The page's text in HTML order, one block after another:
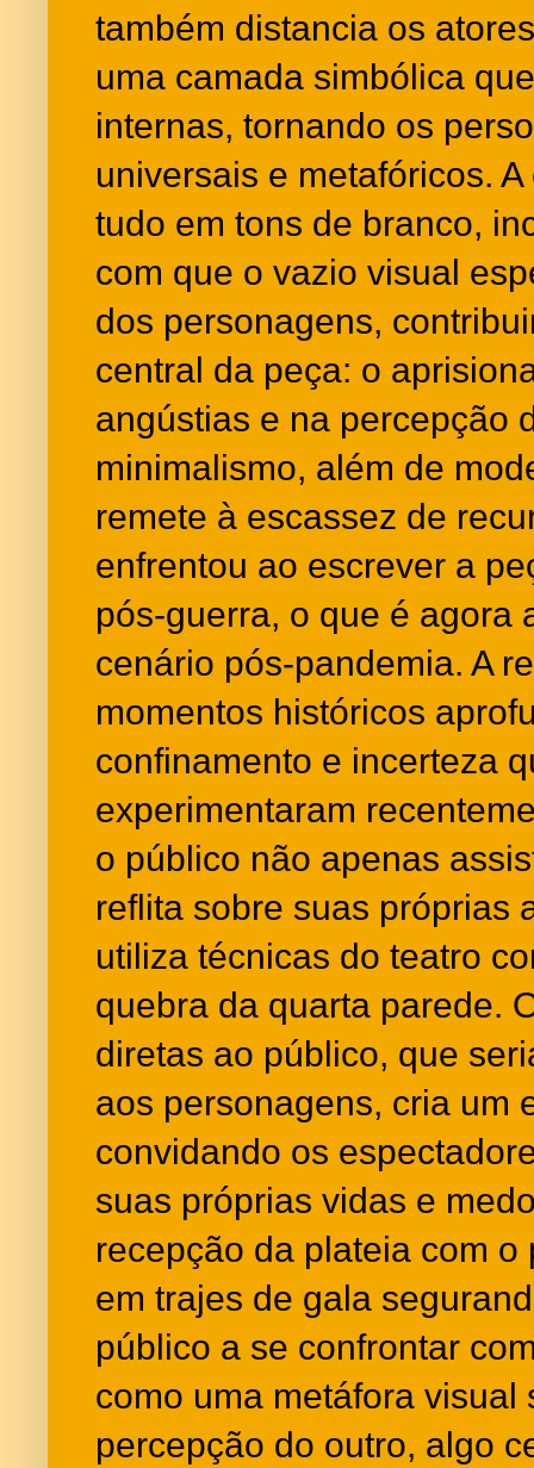
também distancia os
uma camada simbólica
internas, tornando os
universais e metafóricos.
tudo em tons de branco,
com que o vazio visual
dos personagens,
central da peça: o
angústias e na percepção
minimalismo, além de
remete à escassez de
enfrentou ao escrever a
pós-guerra, o que é agora
cenário pós-pandemia. A
momentos históricos
confinamento e incerteza
experimentaram
o público não apenas
reflita sobre suas próprias
utiliza técnicas do teatro
quebra da quarta parede.
diretas ao público, que
aos personagens, cria um
convidando os
suas próprias vidas e
recepção da plateia com
em trajes de gala
público a se confrontar
como uma metáfora
percepção do outro, algo